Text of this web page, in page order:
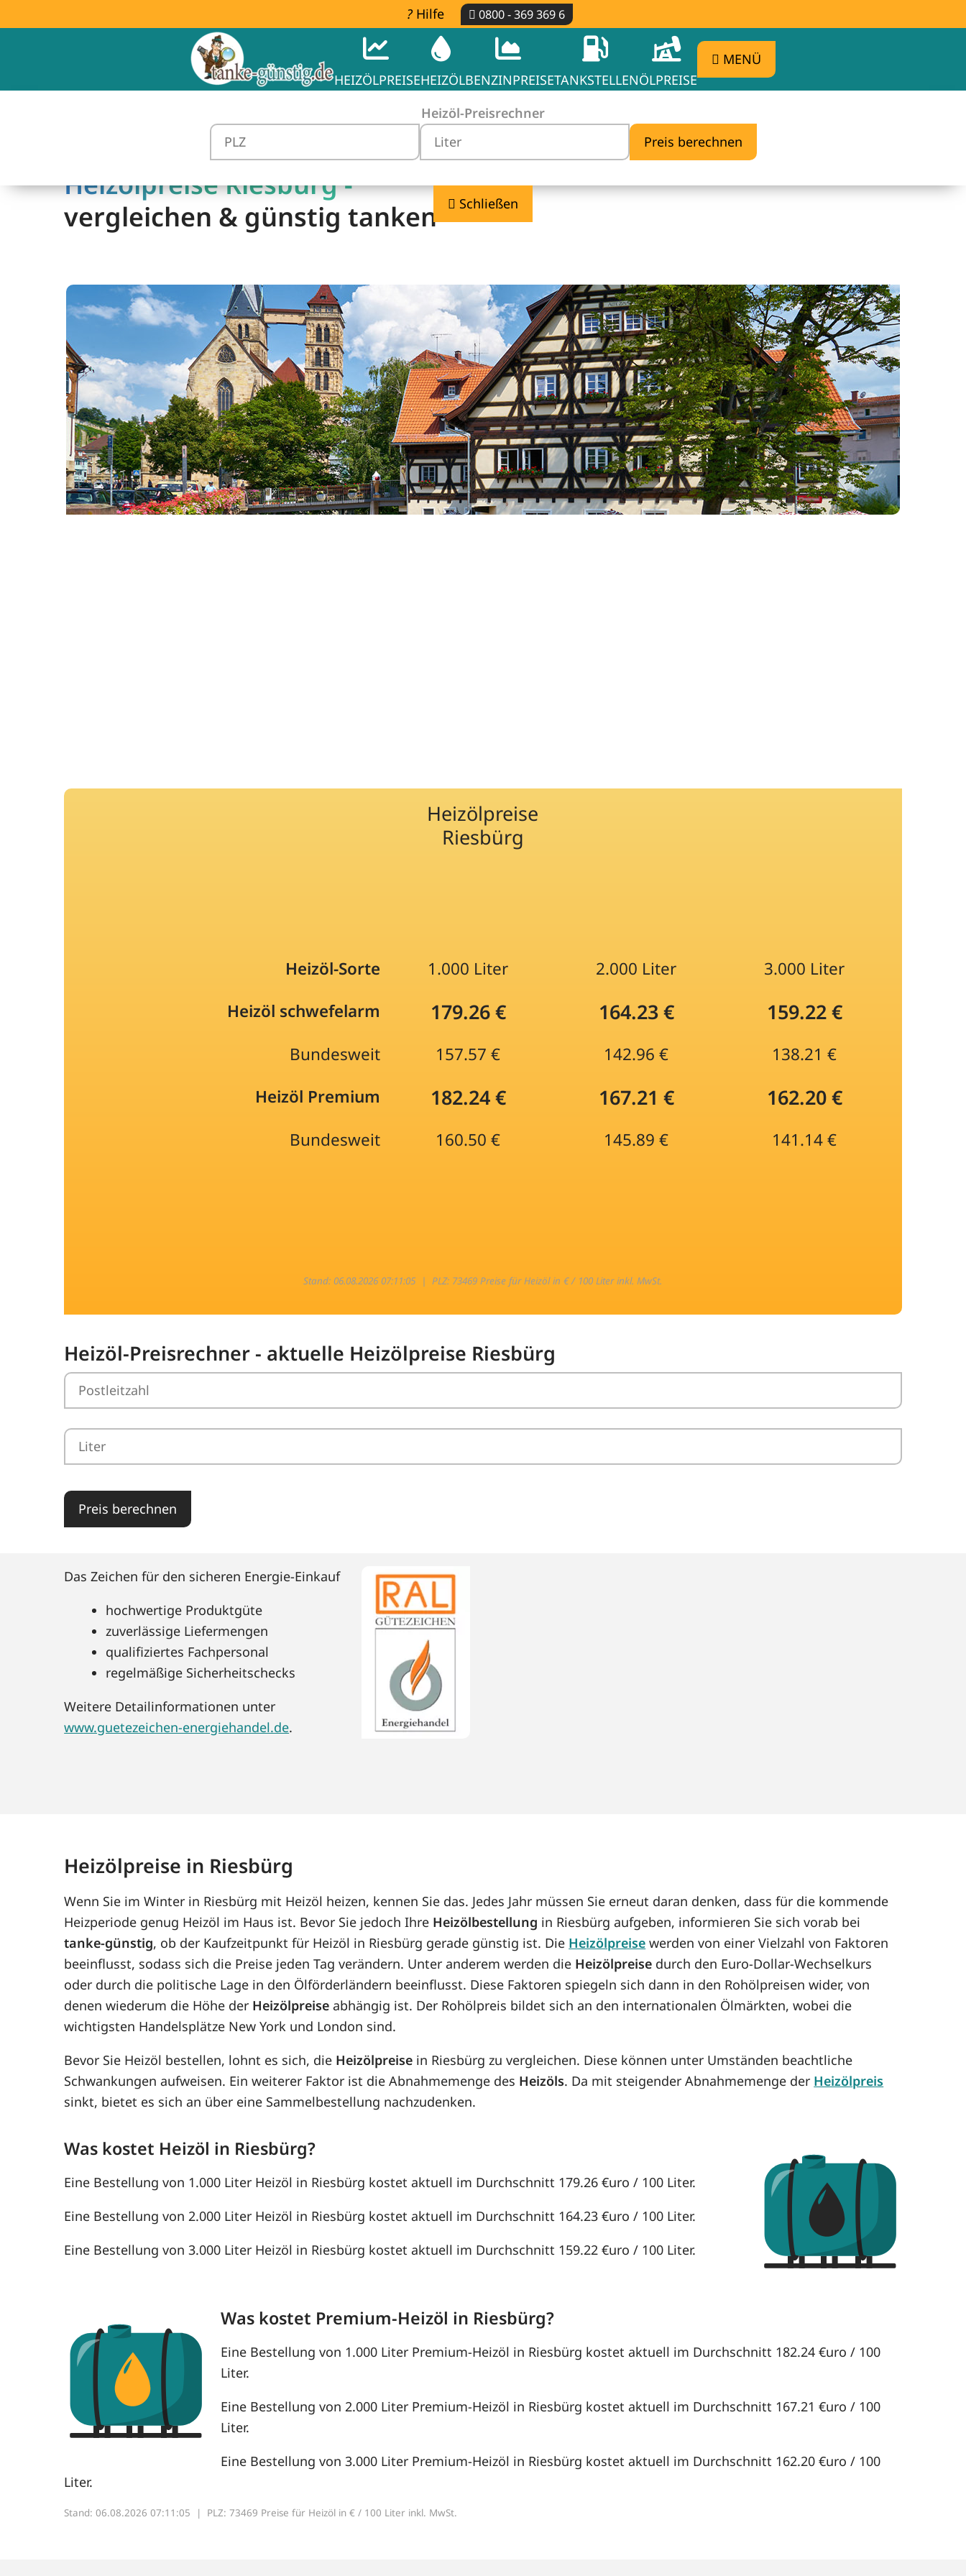
Hilfe 0800 - 369 369 6
HEIZÖLPREISEHEIZÖLBENZINPREISETANKSTELLENÖLPREISE
MENÜ
Heizöl-Preisrechner
Schließen
Heizölpreise Riesbürg -
vergleichen & günstig tanken
Heizölpreise
Riesbürg
Heizöl-Sorte 1.000 Liter 2.000 Liter
3.000 Liter
Heizöl schwefelarm
179.26 € 164.23 € 159.22 €
Bundesweit 157.57 € 142.96 €
138.21 €
Heizöl Premium
182.24 € 167.21 € 162.20 €
Bundesweit 160.50 € 145.89 € 141.14 €
Stand: 06.08.2026 07:11:05 |PLZ: 73469 Preise für Heizöl in € / 100 Liter inkl. MwSt.
Heizöl-Preisrechner - aktuelle Heizölpreise Riesbürg
Preis berechnen
Das Zeichen für den sicheren Energie-Einkauf
hochwertige Produktgüte
zuverlässige Liefermengen
qualifiziertes Fachpersonal
regelmäßige Sicherheitschecks
Weitere Detailinformationen unter
www.guetezeichen-energiehandel.de.
Heizölpreise in Riesbürg
Wenn Sie im Winter in Riesbürg mit Heizöl heizen, kennen Sie das. Jedes Jahr müssen Sie erneut daran denken, dass für die kommende
Heizperiode genug Heizöl im Haus ist. Bevor Sie jedoch Ihre Heizölbestellung in Riesbürg aufgeben, informieren Sie sich vorab bei
tanke-günstig, ob der Kaufzeitpunkt für Heizöl in Riesbürg gerade günstig ist. Die Heizölpreise werden von einer Vielzahl von Faktoren
beeinflusst, sodass sich die Preise jeden Tag verändern. Unter anderem werden die Heizölpreise durch den Euro-Dollar-Wechselkurs
oder durch die politische Lage in den Ölförderländern beeinflusst. Diese Faktoren spiegeln sich dann in den Rohölpreisen wider, von
denen wiederum die Höhe der Heizölpreise abhängig ist. Der Rohölpreis bildet sich an den internationalen Ölmärkten, wobei die
wichtigsten Handelsplätze New York und London sind.
Bevor Sie Heizöl bestellen, lohnt es sich, die Heizölpreise in Riesbürg zu vergleichen. Diese können unter Umständen beachtliche
Schwankungen aufweisen. Ein weiterer Faktor ist die Abnahmemenge des Heizöls. Da mit steigender Abnahmemenge der Heizölpreis
sinkt, bietet es sich an über eine Sammelbestellung nachzudenken.
Was kostet Heizöl in Riesbürg?
Eine Bestellung von 1.000 Liter Heizöl in Riesbürg kostet aktuell im Durchschnitt 179.26 €uro / 100 Liter.
Eine Bestellung von 2.000 Liter Heizöl in Riesbürg kostet aktuell im Durchschnitt 164.23 €uro / 100 Liter.
Eine Bestellung von 3.000 Liter Heizöl in Riesbürg kostet aktuell im Durchschnitt 159.22 €uro / 100 Liter.
Was kostet Premium-Heizöl in Riesbürg?
Eine Bestellung von 1.000 Liter Premium-Heizöl in Riesbürg kostet aktuell im Durchschnitt 182.24 €uro / 100
Liter.
Eine Bestellung von 2.000 Liter Premium-Heizöl in Riesbürg kostet aktuell im Durchschnitt 167.21 €uro / 100
Liter.
Eine Bestellung von 3.000 Liter Premium-Heizöl in Riesbürg kostet aktuell im Durchschnitt 162.20 €uro / 100
Liter.
Stand: 06.08.2026 07:11:05 | PLZ: 73469 Preise für Heizöl in € / 100 Liter inkl. MwSt.